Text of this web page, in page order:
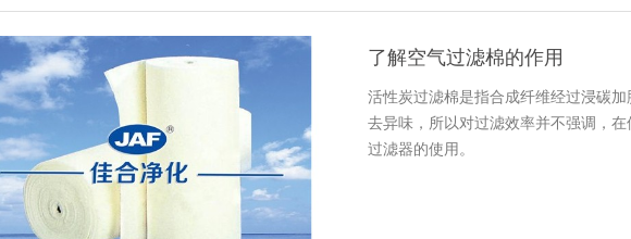
了解空气过滤棉的作用
活性炭过滤棉是指合成纤维经过浸碳
去异味，所以对过滤效率并不强调，
过滤器的使用。